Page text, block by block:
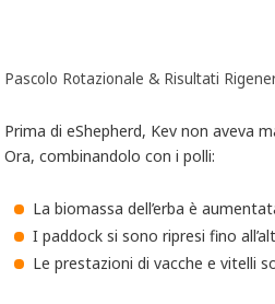
Pascolo Rotazionale & Risultati
Prima di eShepherd, Kev non aveva
Ora, combinandolo con i polli:
La biomassa dell’erba è
I paddock si sono ripresi fino
Le prestazioni di vacche e vitelli